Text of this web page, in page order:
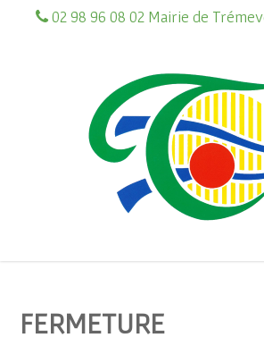
02 98 96 08 02 Mairie de
FERMETURE